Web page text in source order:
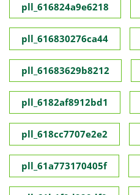
pll_616824a9e6218
pll_616830276ca44
pll_61683629b8212
pll_6182af8912bd1
pll_618cc7707e2e2
pll_61a773170405f